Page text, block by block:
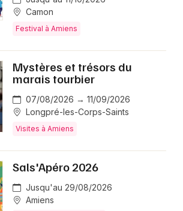
Camon
Festival à Amiens
Mystères et trésors du
marais tourbier
07/08/2026 → 11/09/2026
Longpré-les-Corps-Saints
Visites à Amiens
Sals'Apéro 2026
Jusqu'au 29/08/2026
Amiens